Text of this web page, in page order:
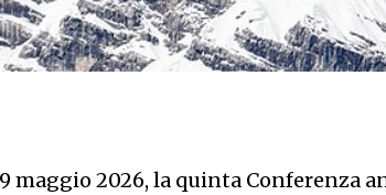
maggio 2026, la quinta Conferenza